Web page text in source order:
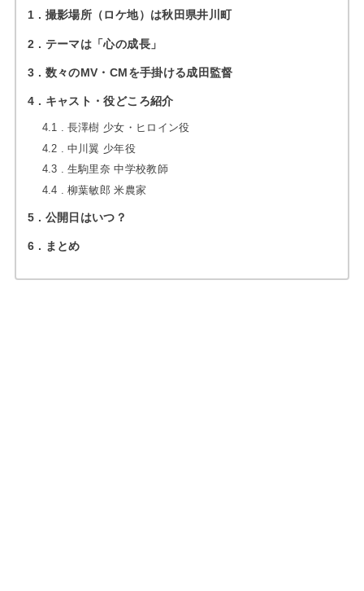
1 撮影場所（ロケ地）は秋田県井川町
2 テーマは「心の成長」
3 数々のMV・CMを手掛ける成田監督
4 キャスト・役どころ紹介
4.1
長澤樹 少女・ヒロイン役
4.2
中川翼 少年役
4.3
生駒里奈 中学校教師
4.4
柳葉敏郎 米農家
5 公開日はいつ？
6 まとめ